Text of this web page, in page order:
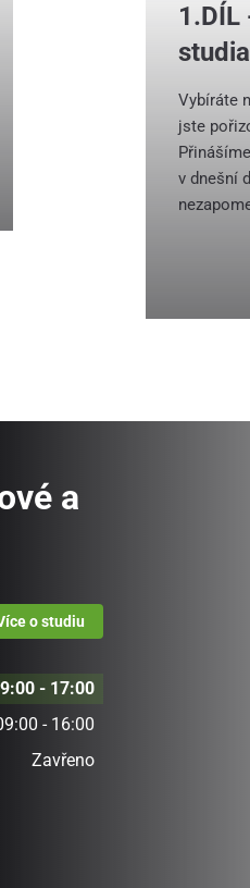
1.DÍL
studia
Vybíráte
jste
v dnešní
a
o studiu
- 17:00
- 16:00
Zavřeno